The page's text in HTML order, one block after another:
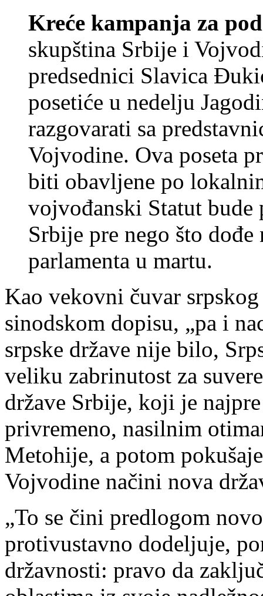
Kreće kampanja za
skupština Srbije i
predsednici Slavica
posetiće u nedelju
razgovarati sa
Vojvodine. Ova poseta
biti obavljene po
vojvođanski Statut bude
Srbije pre nego što
parlamenta u martu.
Kao vekovni čuvar
sinodskom dopisu, „pa i
srpske države nije bilo,
veliku zabrinutost za
države Srbije, koji je najpre
privremeno, nasilnim
Metohije, a potom
Vojvodine načini nova
„To se čini predlogom
protivustavno dodeljuje,
državnosti: pravo da